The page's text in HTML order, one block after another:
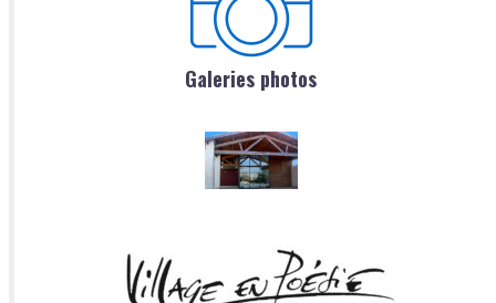
Galeries photos